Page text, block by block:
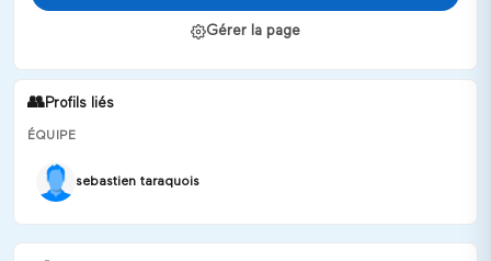
Gérer la page
👥Profils liés
ÉQUIPE
sebastien taraquois